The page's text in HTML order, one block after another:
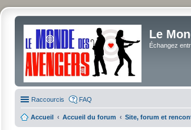
Le
Échangez
Raccourcis FAQ
Accueil Accueil du forum Site, forum et